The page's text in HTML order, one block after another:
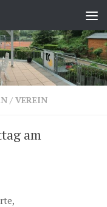
/ VEREIN
am